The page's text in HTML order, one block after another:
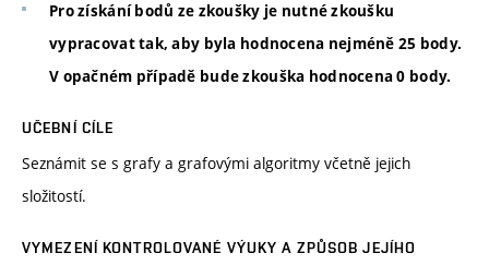
Pro získání bodů ze zkoušky je nutné zkoušku
vypracovat tak, aby byla hodnocena nejméně 25 body.
V opačném případě bude zkouška hodnocena 0 body.
UČEBNÍ CÍLE
Seznámit se s grafy a grafovými algoritmy včetně jejich
složitostí.
VYMEZENÍ KONTROLOVANÉ VÝUKY A ZPŮSOB JEJÍHO